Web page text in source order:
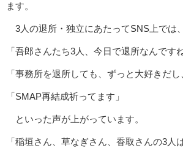
ます。
3人の退所・独立にあたってSNS上では、
「吾郎さんたち3人、今日で退所なんです
「事務所を退所しても、ずっと大好きだし
「SMAP再結成祈ってます」
といった声が上がっています。
「稲垣さん、草なぎさん、香取さんの3人